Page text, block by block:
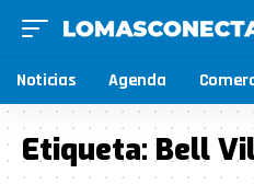
Noticias Agenda
Etiqueta:Bell